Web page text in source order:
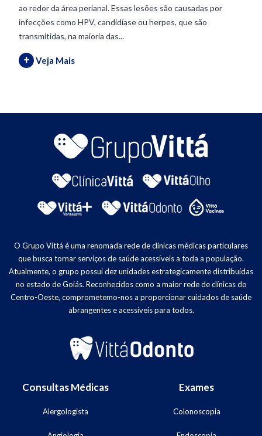
ao redor da área perianal. Essas lesões são causadas por
infecções como HPV, candidíase ou herpes, que são
transmitidas, na maioria das...
+ Veja Mais
O Grupo Vittá é uma renomada rede de clínicas médicas particulares
que busca tornar serviços de saúde acessíveis a toda a população.
Atualmente, o grupo possui dez unidades estrategicamente distribuídas
no estado de Goiás. Reconhecidos como a maior rede de clínicas do
Centro-Oeste, comprometemo-nos a proporcionar cuidados de saúde
abrangentes e acessíveis para todos.
Consultas Médicas
Alergologista
Exames
Colonoscopia